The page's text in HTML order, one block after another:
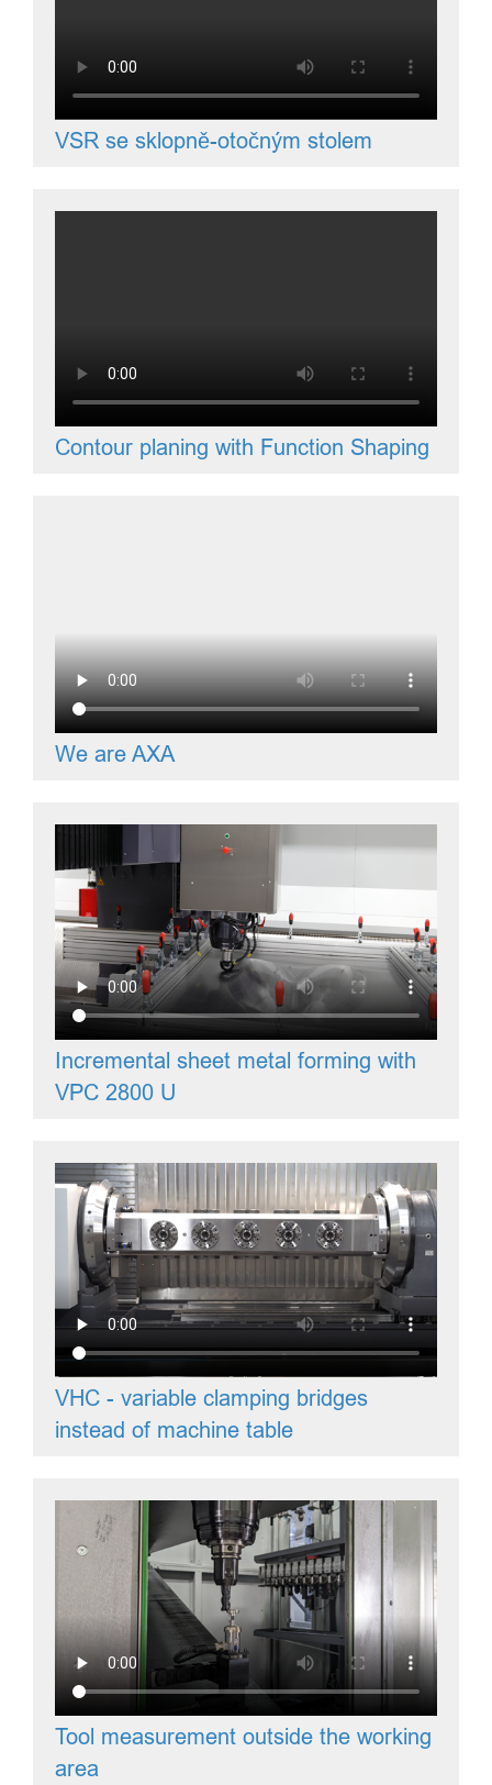
VSR se sklopně-otočným stolem
Contour planing with Function Shaping
We are AXA
Incremental sheet metal forming with
VPC 2800 U
VHC - variable clamping bridges
instead of machine table
Tool measurement outside the working
area